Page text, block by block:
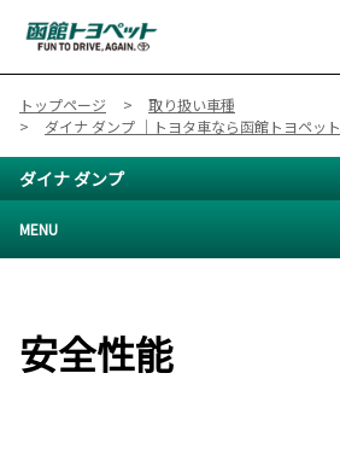
トップページ
取り扱い車種
ダイナ ダンプ ｜トヨタ車なら函館トヨペット
ダイナ ダンプ
MENU
安全性能